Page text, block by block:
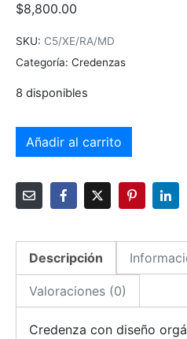
$8,800.00
SKU: C5/XE/RA/MD
Categoría: Credenzas
8 disponibles
Añadir al carrito
Descripción
Valoraciones (0)
Credenza con diseño